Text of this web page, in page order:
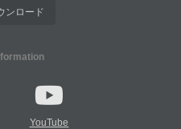
ンロード
YouTube